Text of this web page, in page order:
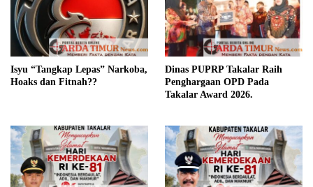
Isyu “Tangkap Lepas” Narkoba,
Hoaks dan Fitnah??
Dinas PUPRP Takalar Raih
Penghargaan OPD Pada
Takalar Award 2026.